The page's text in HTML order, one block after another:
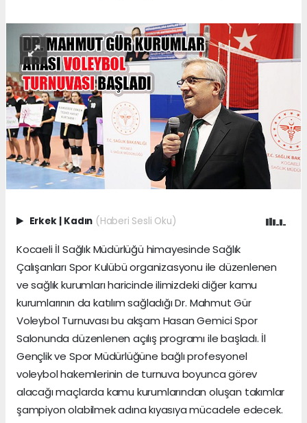
Erkek | Kadın (Haberi Sesli Oku)
Kocaeli İl Sağlık Müdürlüğü himayesinde Sağlık
Çalışanları Spor Kulübü organizasyonu ile düzenlenen
ve sağlık kurumları haricinde ilimizdeki diğer kamu
kurumlarının da katılım sağladığı Dr. Mahmut Gür
Voleybol Turnuvası bu akşam Hasan Gemici Spor
Salonunda düzenlenen açılış programı ile başladı. İl
Gençlik ve Spor Müdürlüğüne bağlı profesyonel
voleybol hakemlerinin de turnuva boyunca görev
alacağı maçlarda kamu kurumlarından oluşan takımlar
şampiyon olabilmek adına kıyasıya mücadele edecek.